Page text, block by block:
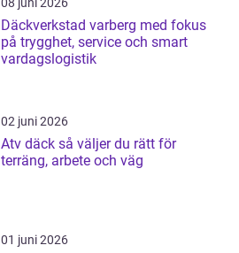
Däckverkstad varberg med fokus
på trygghet, service och smart
vardagslogistik
02 juni 2026
Atv däck så väljer du rätt för
terräng, arbete och väg
01 juni 2026